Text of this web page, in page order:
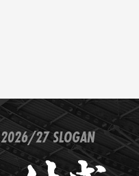
2026/27 SLOGAN